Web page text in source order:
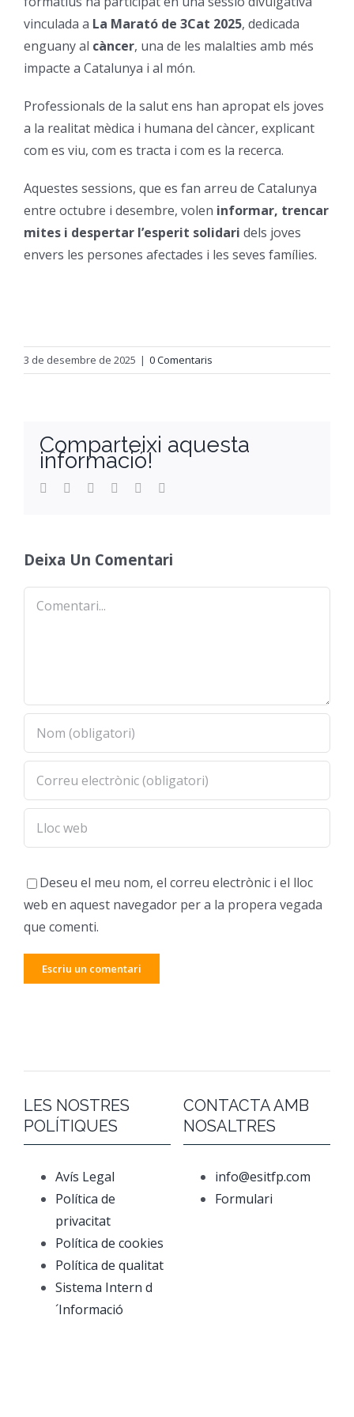
Orientació
vinculada a La Marató de 3Cat 2025, dedicada
enguany al càncer, una de les malalties amb més
impacte a Catalunya i al món.
Professionals de la salut ens han apropat els joves
a la realitat mèdica i humana del càncer, explicant
com es viu, com es tracta i com es la recerca.
Aquestes sessions, que es fan arreu de Catalunya
entre octubre i desembre, volen informar, trencar
mites i despertar l’esperit solidari dels joves
envers les persones afectades i les seves famílies.
3 de desembre de 2025 | 0 Comentaris
Comparteixi aquesta
informació!
Facebook
TwitterReddit LinkedInWhatsApp
Deixa Un Comentari
Comentari
Deseu el meu nom, el correu electrònic i el lloc
web en aquest navegador per a la propera vegada
que comenti.
LES NOSTRES
POLÍTIQUES
Avís Legal
Política de
privacitat
Política de cookies
Política de qualitat
Sistema Intern d
´Informació
CONTACTA AMB
NOSALTRES
info@esitfp.com
Formulari